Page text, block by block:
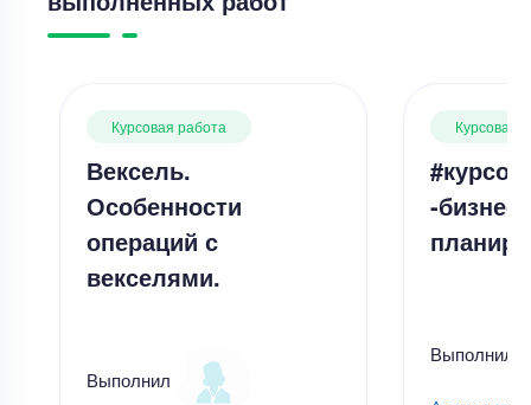
Курсовая работа
Вексель.
Особенности
операций с
векселями.
Выполнил
Курсовая
-бизнес-
Выполнил